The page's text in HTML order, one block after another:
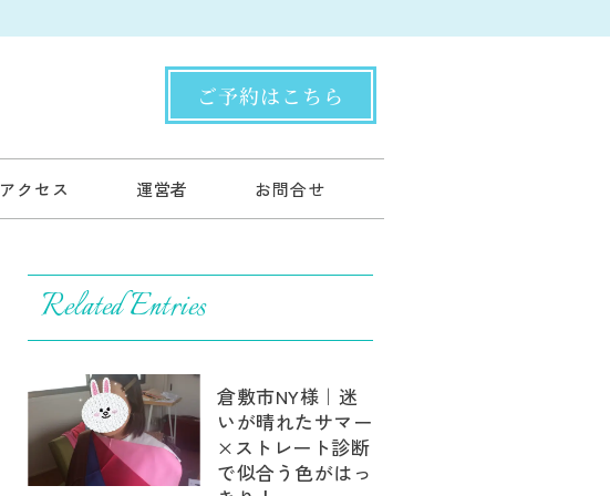
ご予約はこちら
アクセス 運営者 お問合せ
Related Entries
倉敷市NY様｜迷
いが晴れたサマー
×ストレート診断
で似合う色がはっ